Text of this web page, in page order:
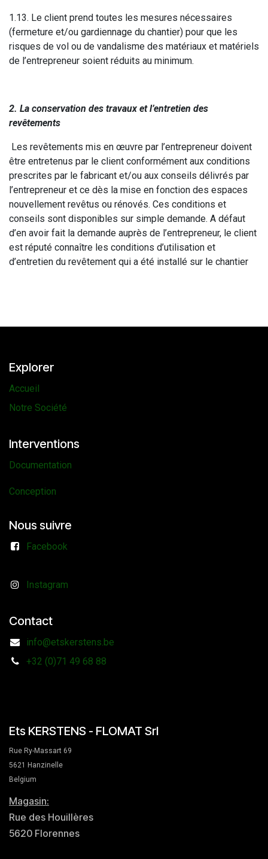
1.13. Le client prend toutes les mesures nécessaires
(fermeture et/ou gardiennage du chantier) pour que les
risques de vol ou de vandalisme des matériaux et matériels
de l’entrepreneur soient réduits au minimum.
2. La conservation des travaux et l’entretien des
revêtements
Les revêtements mis en œuvre par l’entrepreneur doivent
être entretenus par le client conformément aux conditions
prescrites par le fabricant et/ou aux conseils délivrés par
l’entrepreneur et ce dès la mise en fonction des espaces
nouvellement revêtus ou rénovés. Ces conditions et
conseils sont disponibles sur simple demande. A défaut
d’en avoir fait la demande auprès de l’entrepreneur, le client
est réputé connaître les conditions d’utilisation et
d’entretien du revêtement qui a été installé sur le chantier
Explorer
Accueil
Notre Société
Interventions
Documentation
Conception
Nous suivre
Facebook
Instagram
Contact
info@etskerstens.be
+32 (0)71 49 68 88
Ets KERSTENS - FLOMAT Srl
Rue Ry-Massart 69
5621 Hanzinelle
Belgium
Magasin:
Rue des Houillères
5620 Florennes